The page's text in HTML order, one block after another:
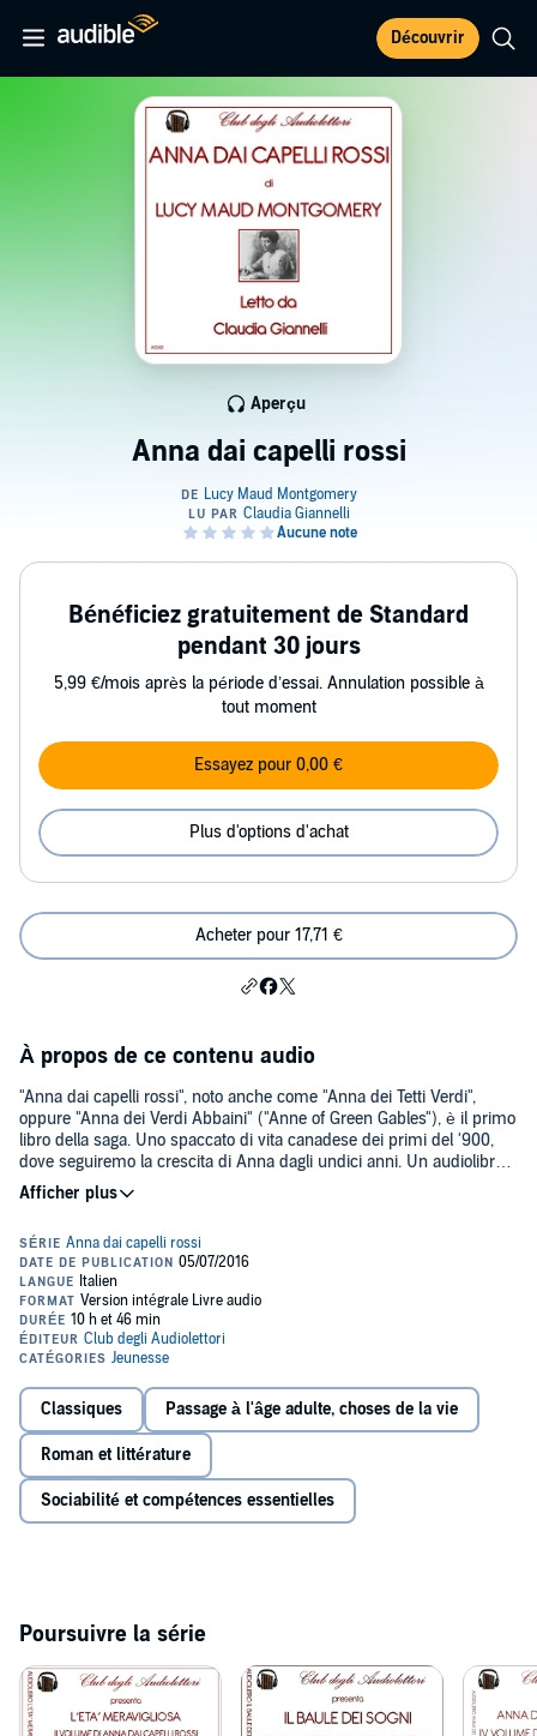
Découvrir
Anna dai capelli rossi
Aperçu
Bénéficiez gratuitement de Standard
pendant 30 jours
5,99 €/mois après la période d’essai. Annulation possible à
tout moment
Essayez pour 0,00 €
Plus d'options d'achat
Acheter pour 17,71 €
À propos de ce contenu audio
"Anna dai capelli rossi", noto anche come "Anna dei Tetti Verdi",
oppure "Anna dei Verdi Abbaini" ("Anne of Green Gables"), è il primo
libro della saga. Uno spaccato di vita canadese dei primi del '900,
dove seguiremo la crescita di Anna dagli undici anni. Un audiolibro
adatto a tutti, e non solamente per i bambini, come erroneamente
etichettato.©2015 Club degli Audiolettori (P)2015 Club degli
Classiques Passage à l'âge adulte, choses de la vie
Roman et littérature
Sociabilité et compétences essentielles
Poursuivre la série